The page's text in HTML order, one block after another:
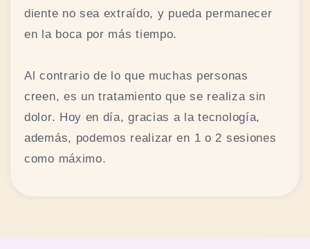
diente no sea extraído, y pueda permanecer
en la boca por más tiempo.
Al contrario de lo que muchas personas
creen, es un tratamiento que se realiza sin
dolor. Hoy en día, gracias a la tecnología,
además, podemos realizar en 1 o 2 sesiones
como máximo.